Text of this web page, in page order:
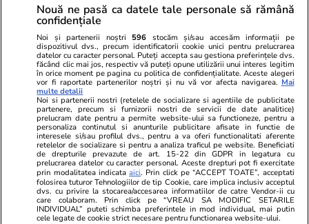
limba română și minimum două
oferte de angajare pentru
fiecare străin
Știri România
Lidl retrage de la vânzare o
înghețată Gelatelli. ANSVSA
avertizează că poate conține
nuci caju nedeclarate
Nouă ne pasă ca datele tale personale să rămână
confidențiale
Noi și partenerii noștri 596 stocăm și/sau accesăm informații pe
dispozitivul dvs., precum identificatorii cookie unici pentru prelucrarea
datelor cu caracter personal. Puteți accepta sau gestiona preferințele dvs.
făcând clic mai jos, respectiv vă puteți opune utilizării unui interes legitim
în orice moment pe pagina cu politica de confidențialitate. Aceste alegeri
vor fi raportate partenerilor noștri și nu vă vor afecta navigarea. Mai
multe detalii
Noi si partenerii nostri (retelele de socializare si agentiile de publicitate
partenere, precum si furnizorii nostri de servicii de date analitice)
prelucram date pentru a permite website-ului sa functioneze, pentru a
personaliza continutul si anunturile publicitare afisate in functie de
interesele si/sau profilul dvs., pentru a va oferi functionalitati aferente
retelelor de socializare si pentru a analiza traficul pe website. Beneficiati
de drepturile prevazute de art. 15-22 din GDPR in legatura cu
prelucrarea datelor cu caracter personal. Aceste drepturi pot fi exercitate
prin modalitatea indicataaici. Prin click pe “ACCEPT TOATE”, acceptati
folosirea tuturor Tehnologiilor de tip Cookie, care implica inclusiv acceptul
dvs. cu privire la stocarea/accesarea informatiilor de catre Vendor-ii cu
care colaboram. Prin click pe “VREAU SA MODIFIC SETARILE
INDIVIDUAL” puteti schimba preferintele in mod individual, mai putin
cele legate de cookie strict necesare pentru functionarea website-ului.